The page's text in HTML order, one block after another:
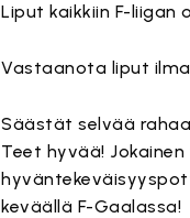
Liput kaikkiin F-
Vastaanota liput
Säästät selvää
Teet hyvää!
keväällä F-Gaalassa!